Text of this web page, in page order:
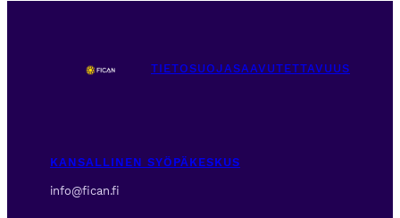
TIETOSUOJASAAVUTETTAVUUS
KANSALLINEN SYÖPÄKESKUS
info@fican.fi